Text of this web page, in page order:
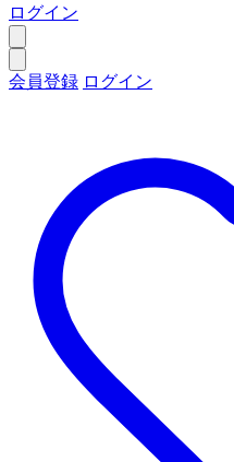
ログイン
会員登録 ログイン